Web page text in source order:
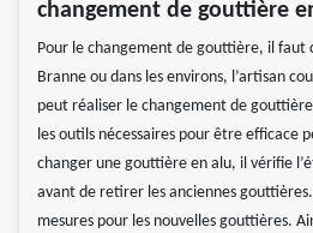
changement de gouttière
Pour le changement de gouttière, il
Branne ou dans les environs, l’artisan
peut réaliser le changement de
les outils nécessaires pour être efficace
changer une gouttière en alu, il vérifie
avant de retirer les anciennes
mesures pour les nouvelles gouttières.